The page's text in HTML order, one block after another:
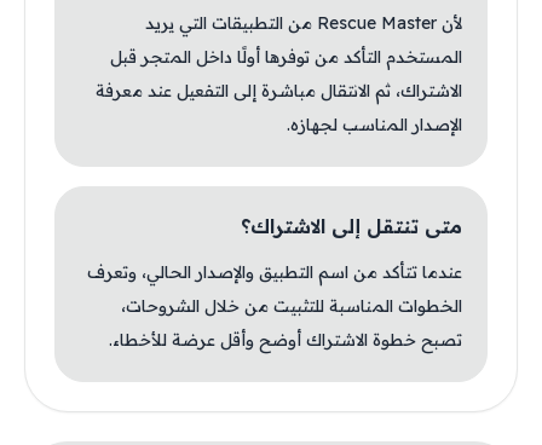
لأن Rescue Master من التطبيقات التي يريد
المستخدم التأكد من توفرها أولًا داخل المتجر قبل
الاشتراك، ثم الانتقال مباشرة إلى التفعيل عند معرفة
الإصدار المناسب لجهازه.
متى تنتقل إلى الاشتراك؟
عندما تتأكد من اسم التطبيق والإصدار الحالي، وتعرف
الخطوات المناسبة للتثبيت من خلال الشروحات،
تصبح خطوة الاشتراك أوضح وأقل عرضة للأخطاء.